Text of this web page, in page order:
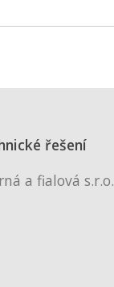
řešení
a fialová s.r.o.